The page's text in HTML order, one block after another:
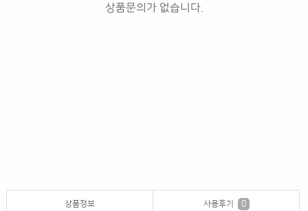
상품문의가 없습니다.
상품정보 사용후기 0